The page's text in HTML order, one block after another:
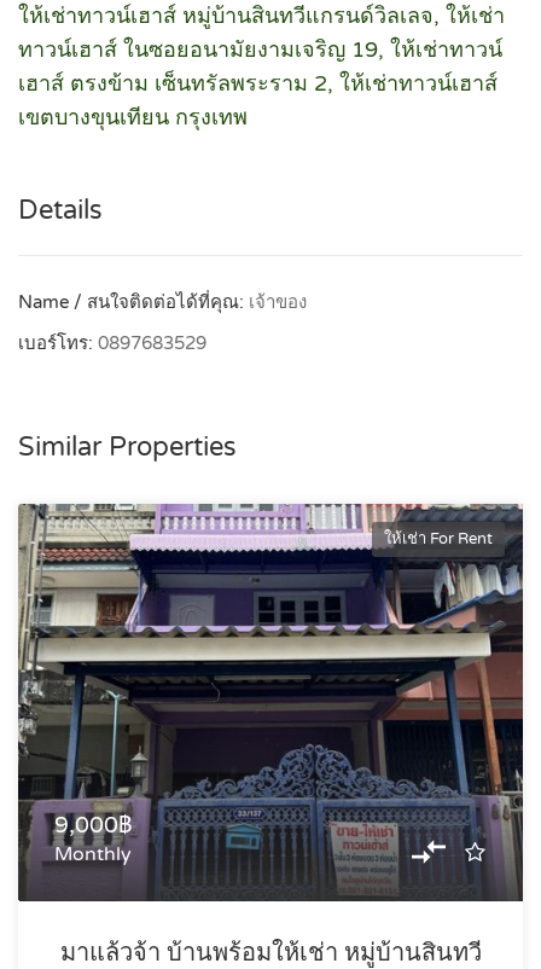
ให้เช่าทาวน์เฮาส์ หมู่บ้านสินทวีแกรนด์วิลเลจ, ให้เช่า
ทาวน์เฮาส์ ในซอยอนามัยงามเจริญ 19, ให้เช่าทาวน์
เฮาส์ ตรงข้าม เซ็นทรัลพระราม 2, ให้เช่าทาวน์เฮาส์
เขตบางขุนเทียน กรุงเทพ
Details
Name / สนใจติดต่อได้ที่คุณ: เจ้าของ
เบอร์โทร: 0897683529
Similar Properties
ให้เช่า For Rent
9,000฿
Monthly
มาแล้วจ้า บ้านพร้อมให้เช่า หมู่บ้านสินทวี